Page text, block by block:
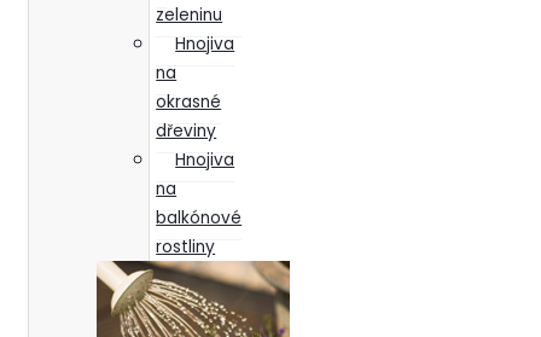
zeleninu
Hnojiva
na
okrasné
dřeviny
Hnojiva
na
balkónové
rostliny